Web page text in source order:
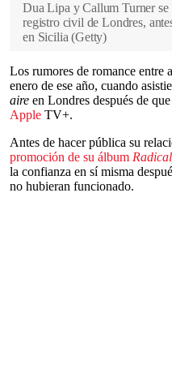
Dua Lipa y Callum Turner se
registro civil de Londres,
en Sicilia (Getty)
Los rumores de romance entre
enero de ese año, cuando
aire en Londres después de
Apple TV+.
Antes de hacer pública su
promoción de su álbum
la confianza en sí misma
no hubieran funcionado.